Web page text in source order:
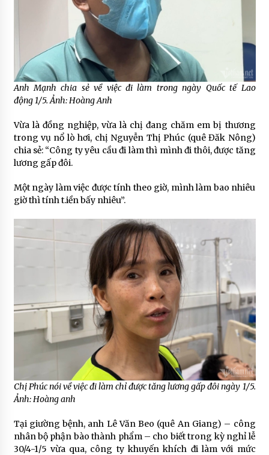
Anh Mạnh chia sẻ về việc đi làm trong ngày Quốc tế Lao
động 1/5. Ảnh: Hoàng Anh
Vừa là đồng nghiệp, vừa là chị đang chăm em bị thương
trong vụ nổ lò hơi, chị Nguyễn Thị Phúc (quê Đăk Nông)
chia sẻ: “Công ty yêu cầu đi làm thì mình đi thôi, được tăng
lương gấp đôi.
Một ngày làm việc được tính theo giờ, mình làm bao nhiêu
giờ thì tính t.iền bấy nhiêu”.
Chị Phúc nói về việc đi làm chỉ được tăng lương gấp đôi ngày 1/5.
Ảnh: Hoàng anh
Tại giường bệnh, anh Lê Văn Beo (quê An Giang) – công
nhân bộ phận bào thành phẩm – cho biết trong kỳ nghỉ lễ
30/4-1/5 vừa qua, công ty khuyến khích đi làm với mức